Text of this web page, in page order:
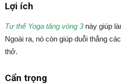
Lợi ích
Tư thế Yoga tăng vòng 3này giúp
Ngoài ra, nó còn giúp duỗi thẳng
thở.
Cẩn trọng